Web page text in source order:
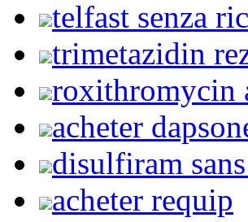
telfast senza
trimetazidin
roxithromycin
acheter
disulfiram
acheter requip